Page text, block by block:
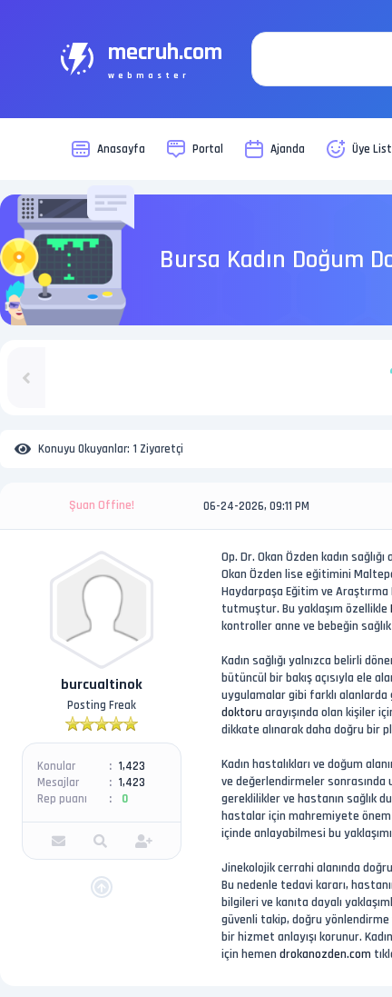
mecruh.com
webmaster
Anasayfa Portal Ajanda Üye
Bursa Kadın Doğum
Konuyu Okuyanlar: 1 Ziyaretçi
Şuan Offine! 06-24-2026, 09:11 PM
burcualtinok
Posting Freak
Konular
1,423
Mesajlar
1,423
Rep puanı
0
Op. Dr. Okan Özden kadın
Okan Özden lise eğitimini
Haydarpaşa Eğitim ve
tutmuştur. Bu yaklaşım özellikle
kontroller anne ve bebeğin
Kadın sağlığı yalnızca belirli
bütüncül bir bakış açısıyla ele
uygulamalar gibi farklı alanlarda
doktoru arayışında olan kişiler
dikkate alınarak daha doğru bir
Kadın hastalıkları ve doğum
ve değerlendirmeler sonrasında
gereklilikler ve hastanın sağlık
hastalar için mahremiyete önem
içinde anlayabilmesi bu
Jinekolojik cerrahi alanında
Bu nedenle tedavi kararı,
bilgileri ve kanıta dayalı
güvenli takip, doğru yönlendirme
bir hizmet anlayışı korunur.
için hemen drokanozden.com